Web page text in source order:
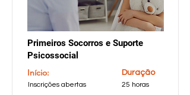
Primeiros Socorros e Suporte
Psicossocial
Início:
Inscrições abertas
Duração
25 horas